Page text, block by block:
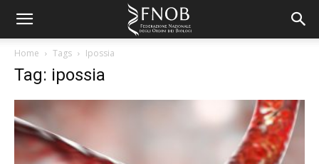
Home Tags Ipossia
Tag: ipossia